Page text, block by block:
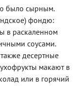
смешивают
с
крахмалом
вязкость,
расплавляют
вине и
было сырным.
фондю:
в раскаленном
соусами.
десертные
макают в
или в горячий